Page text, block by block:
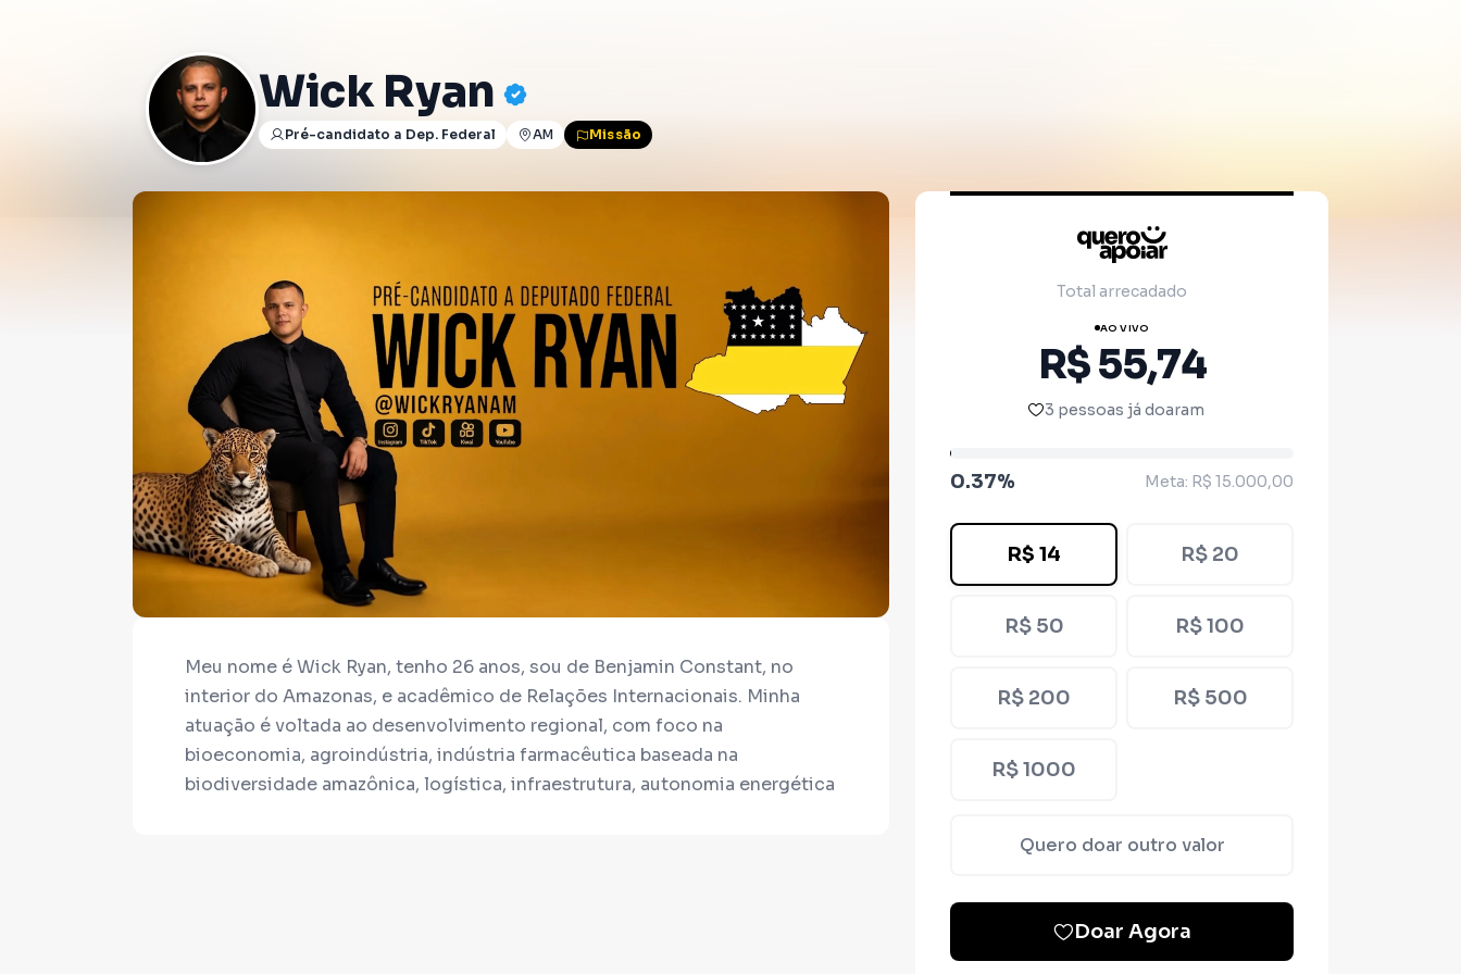
Wick Ryan
Pré-candidato a Dep. Federal AM Missão
Meu nome é Wick Ryan, tenho 26 anos, sou de Benjamin Constant, no
interior do Amazonas, e acadêmico de Relações Internacionais. Minha
atuação é voltada ao desenvolvimento regional, com foco na
bioeconomia, agroindústria, indústria farmacêutica baseada na
biodiversidade amazônica, logística, infraestrutura, autonomia energética
Total arrecadado
AO VIVO
R$ 55,74
3 pessoas já doaram
0.37% Meta: R$ 15.000,00
R$ 14 R$ 20
R$ 50 R$ 100
R$ 200 R$ 500
R$ 1000
Quero doar outro valor
Doar Agora